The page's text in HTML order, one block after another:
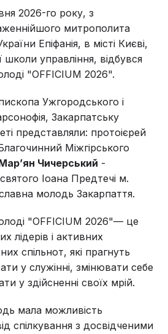
2026-го року, з
митрополита
Епіфанія, в місті Києві,
школи управління, відбувся
"OFFICIUM 2026".
Ужгородського і
Закарпатську
представляли: протоієрей
Міжгірського
Чичерський -
Іоана Предтечі м.
молодь Закарпаття.
"OFFICIUM 2026"— це
лідерів і активних
спільнот, які прагнуть
у служінні, змінювати себе
у здійсненні своїх мрій.
мала можливість
спілкування з досвідченими